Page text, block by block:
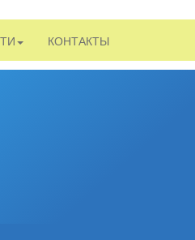
КОНТАКТЫ